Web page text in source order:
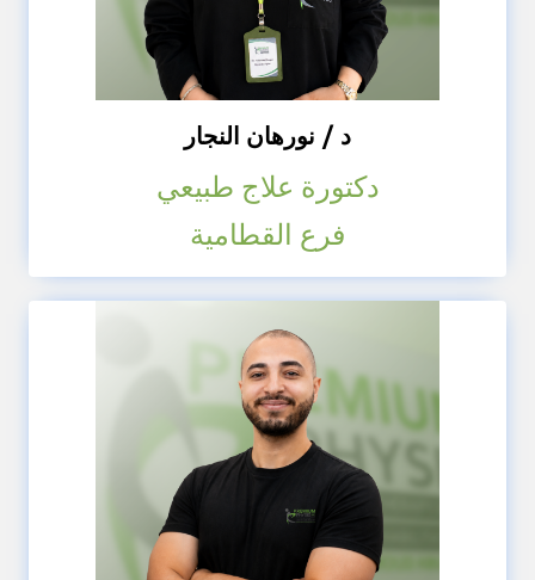
د / نورهان النجار
دكتورة علاج طبيعي
فرع القطامية